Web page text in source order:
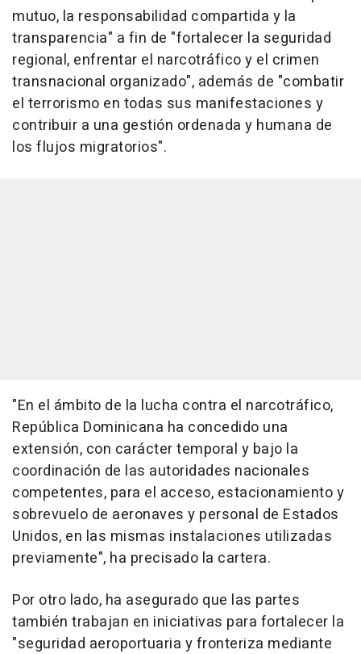
mutuo, la responsabilidad compartida y la
transparencia" a fin de "fortalecer la seguridad
regional, enfrentar el narcotráfico y el crimen
transnacional organizado", además de "combatir
el terrorismo en todas sus manifestaciones y
contribuir a una gestión ordenada y humana de
los flujos migratorios".
"En el ámbito de la lucha contra el narcotráfico,
República Dominicana ha concedido una
extensión, con carácter temporal y bajo la
coordinación de las autoridades nacionales
competentes, para el acceso, estacionamiento y
sobrevuelo de aeronaves y personal de Estados
Unidos, en las mismas instalaciones utilizadas
previamente", ha precisado la cartera.
Por otro lado, ha asegurado que las partes
también trabajan en iniciativas para fortalecer la
"seguridad aeroportuaria y fronteriza mediante